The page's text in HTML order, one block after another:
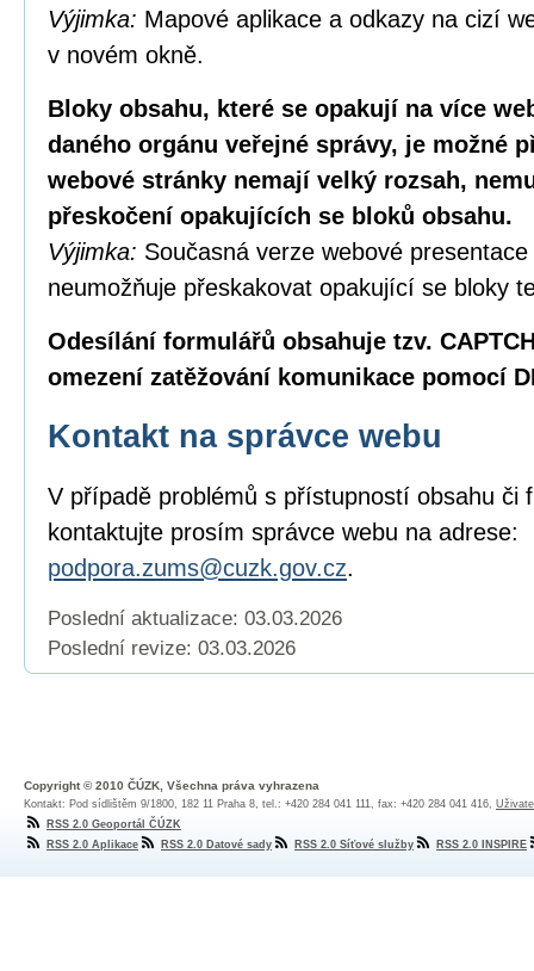
Výjimka: Mapové aplikace a odkazy na cizí
v novém okně.
Bloky obsahu, které se opakují na více
daného orgánu veřejné správy, je možné
webové stránky nemají velký rozsah,
přeskočení opakujících se bloků obsahu.
Výjimka: Současná verze webové
neumožňuje přeskakovat opakující se bloky
Odesílání formulářů obsahuje tzv.
omezení zatěžování komunikace pomocí
Kontakt na správce webu
V případě problémů s přístupností obsahu či
kontaktujte prosím správce webu na adrese:
podpora.zums@cuzk.gov.cz.
Poslední aktualizace: 03.03.2026
Poslední revize: 03.03.2026
Copyright © 2010 ČÚZK, Všechna práva vyhrazena
Kontakt: Pod sídlištěm 9/1800, 182 11 Praha 8, tel.: +420 284 041 111, fax: +420 284 041 416,
RSS 2.0 Geoportál ČÚZK
RSS 2.0 Aplikace
RSS 2.0 Datové sady RSS 2.0 Síťové služby RSS 2.0 INSPIRE